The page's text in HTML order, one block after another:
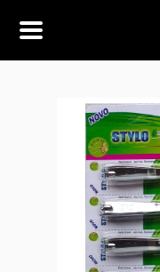
Bem-vindo à Makbela,
Styllus, sua fonte
maquiagens e
alta qualidade. Somos
apaixonados por realçar
beleza de nossos clientes,
oferecendo uma ampla
de produtos que
confiança e criatividade.
os últimos lançamentos
maquiagem até os
mais elegantes,
para ajudá-lo a